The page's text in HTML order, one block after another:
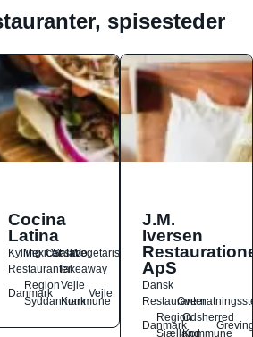
spisesteder
Cocina
Latina
Kylling
Mexicansk
OstSalat
TacoVegetarisk
RestauranterTakeaway
Danmark
Region
Syddanmark
Vejle
Kommune
Vejle
J.M.
Iversen
ApS
Dansk
Restauranter
Danmark
Region
Sjælland
Odsherred
Kommune